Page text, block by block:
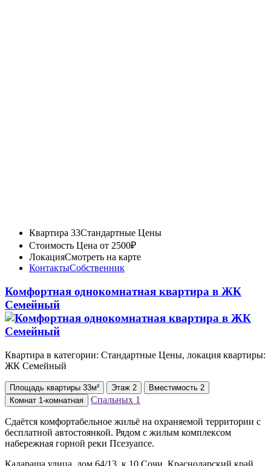
Квартира 33Стандартные Цены
Стоимость Цена от 2500₽
ЛокацияСмотреть на карте
КонтактыСобственник
Комфортная однокомнатная квартира в ЖК
Семейный
Квартира в категории: Стандартные Цены, локация квартиры:
ЖК Семейный
Площадь квартиры 33м² Этаж 2 Вместимость 2
Комнат 1-комнатная Спальных 1
Сдаётся комфортабельное жильё на охраняемой территории с
бесплатной автостоянкой. Рядом с жилым комплексом
набережная горной реки Псезуапсе.
Калараша улица, дом 64/13, к 10 Сочи, Краснодарский край